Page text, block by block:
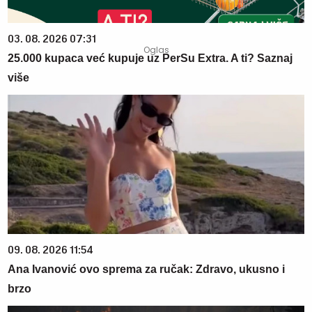
03. 08. 2026 07:31
25.000 kupaca već kupuje uz PerSu Extra. A ti? Saznaj
više
09. 08. 2026 11:54
Ana Ivanović ovo sprema za ručak: Zdravo, ukusno i
brzo